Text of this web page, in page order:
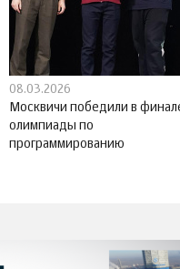
08.03.2026
Москвичи победили в
олимпиады по
программированию